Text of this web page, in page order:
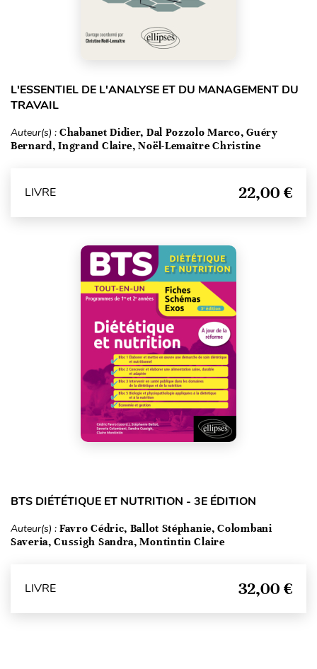
L'ESSENTIEL DE L'ANALYSE ET DU MANAGEMENT DU
TRAVAIL
Auteur(s) : Chabanet Didier, Dal Pozzolo Marco, Guéry
Bernard, Ingrand Claire, Noël-Lemaître Christine
LIVRE 22,00 €
BTS DIÉTÉTIQUE ET NUTRITION - 3E ÉDITION
Auteur(s) : Favro Cédric, Ballot Stéphanie, Colombani
Saveria, Cussigh Sandra, Montintin Claire
LIVRE 32,00 €